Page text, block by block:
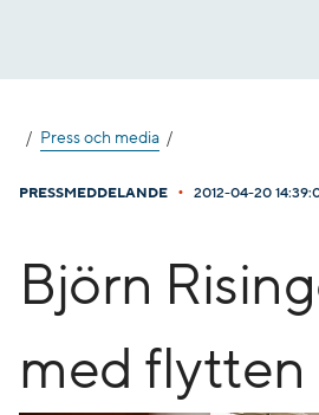
Press och media
PRESSMEDDELANDE • 2012-04-20
Björn
med flytten